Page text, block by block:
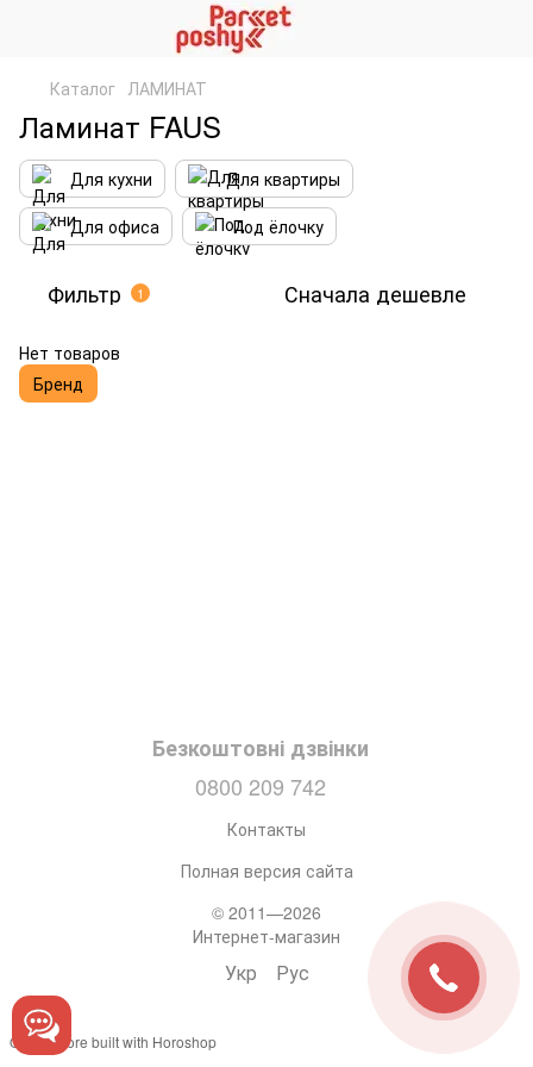
Каталог ЛАМИНАТ
Ламинат FAUS
Для кухни
Для квартиры
Для офиса
Под ёлочку
Фильтр 1 Сначала дешевле
Нет товаров
Бренд
Безкоштовні дзвінки
0800 209 742
Контакты
Полная версия сайта
© 2011—2026
Интернет-магазин
Укр Рус
Online store built with Horoshop